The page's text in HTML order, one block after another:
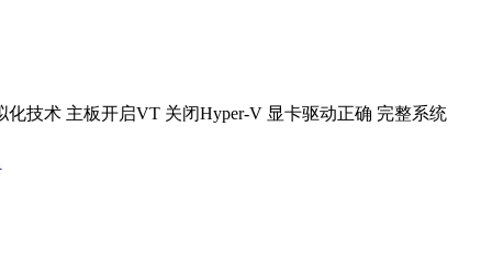
化技术 主板开启VT 关闭Hyper-V 显卡驱动正确 完整系统